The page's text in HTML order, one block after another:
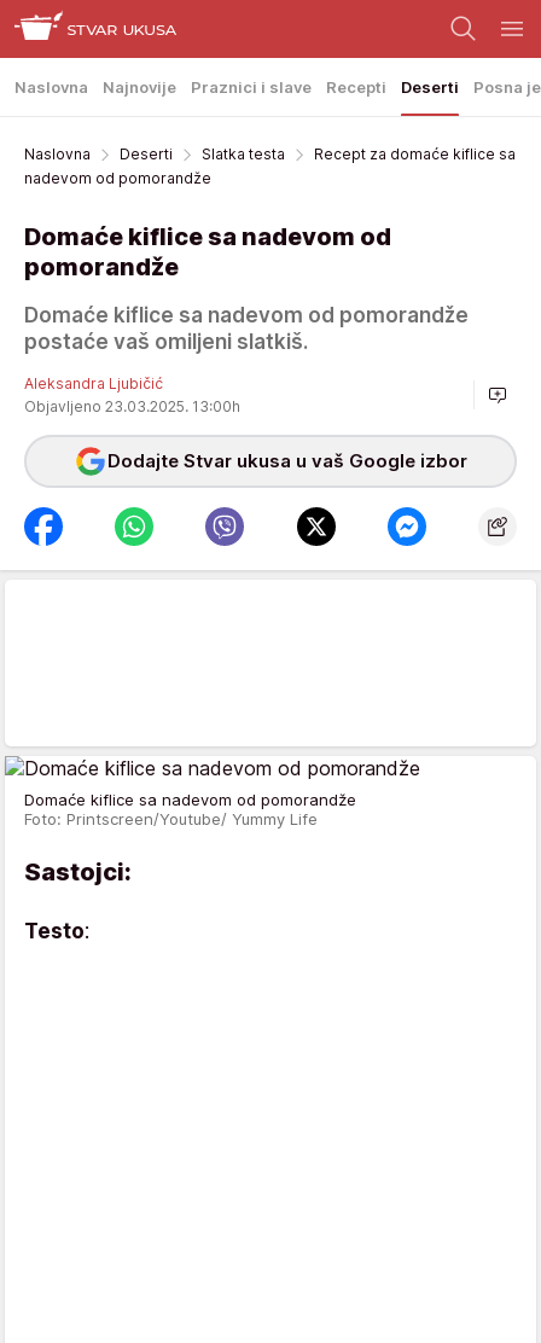
Naslovna Najnovije Praznici i slave Recepti Deserti Posna
Naslovna Deserti Slatka testa
Recept za domaće kiflice sa
nadevom od pomorandže
Domaće kiflice sa nadevom od
pomorandže
Domaće kiflice sa nadevom od pomorandže
postaće vaš omiljeni slatkiš.
Aleksandra Ljubičić
Objavljeno 23.03.2025. 13:00h
Dodajte Stvar ukusa u vaš Google izbor
Domaće kiflice sa nadevom od pomorandže
Foto: Printscreen/Youtube/ Yummy Life
Sastojci:
Testo: